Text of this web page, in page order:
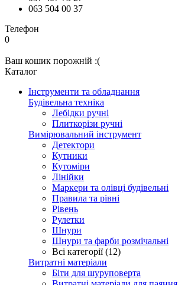
063 504 00 37
Телефон
0
Ваш кошик порожній :(
Каталог
Інструменти та обладнання
Будівельна техніка
Лебідки ручні
Плиткорізи ручні
Вимірювальний інструмент
Детектори
Кутники
Кутоміри
Лінійки
Маркери та олівці будівельні
Правила та рівні
Рівень
Рулетки
Шнури
Шнури та фарби розмічальні
Всі категорії (12)
Витратні матеріали
Біти для шуруповерта